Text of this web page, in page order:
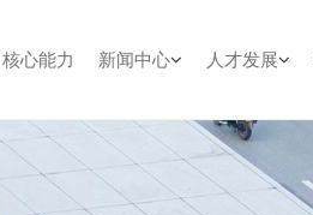
核心能力 新闻中心 人才发展